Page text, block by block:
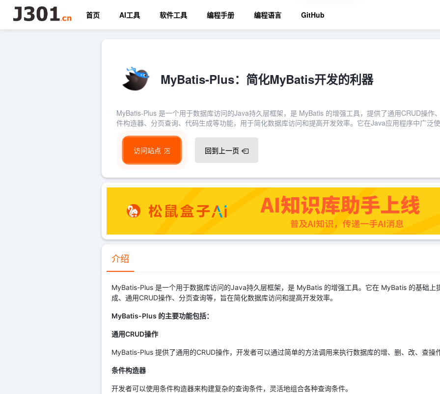
首页 AI工具 软件工具 编程手册 编程语言 GitHub
MyBatis-Plus：简化MyBatis开发的利器
MyBatis-Plus 是一个用于数据库访问的Java持久层框架，是 MyBatis 的增强工具，提供了通用CRUD操作
件构造器、分页查询、代码生成等功能，用于简化数据库访问和提高开发效率。它在Java应用程序中广泛
访问站点 回到上一页
介绍
MyBatis-Plus 是一个用于数据库访问的Java持久层框架，是 MyBatis 的增强工具。它在 MyBatis 的基础上
成、通用CRUD操作、分页查询等，旨在简化数据库访问和提高开发效率。
MyBatis-Plus 的主要功能包括：
通用CRUD操作
MyBatis-Plus 提供了通用的CRUD操作，开发者可以通过简单的方法调用来执行数据库的增、删、改、查操
条件构造器
开发者可以使用条件构造器来构建复杂的查询条件，灵活地组合各种查询条件。